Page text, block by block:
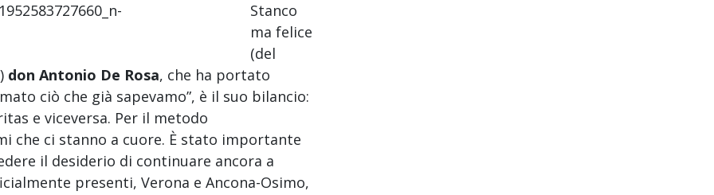
Stanco
ma felice
(del
don Antonio De Rosa, che ha portato
ciò che già sapevamo”, è il suo bilancio:
e viceversa. Per il metodo
che ci stanno a cuore. È stato importante
il desiderio di continuare ancora a
presenti, Verona e Ancona-Osimo,